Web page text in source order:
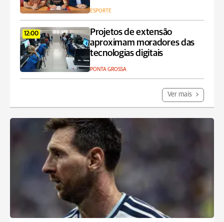
ESPORTE
12:00
Projetos de extensão
aproximam moradores das
tecnologias digitais
PONTA GROSSA
Ver mais